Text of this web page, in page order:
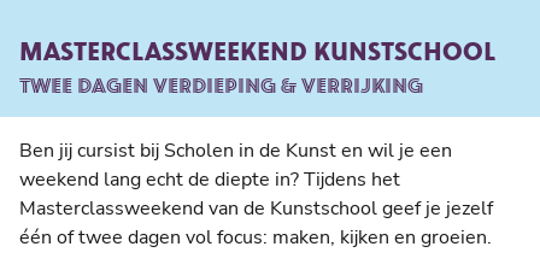
MASTERCLASSWEEKEND KUNSTSCHOOL
TWEE DAGEN VERDIEPING & VERRIJKING
Ben jij cursist bij Scholen in de Kunst en wil je een
weekend lang echt de diepte in? Tijdens het
Masterclassweekend van de Kunstschool geef je jezelf
één of twee dagen vol focus: maken, kijken en groeien.